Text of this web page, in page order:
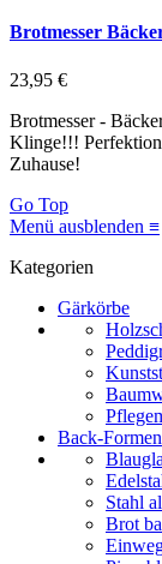
Brotmesser
23,95 €
Brotmesser -
Klinge!!!
Zuhause!
Go Top
Menü ausblenden ≡
Kategorien
Gärkörbe
Back-Formen
Stahl
Brot